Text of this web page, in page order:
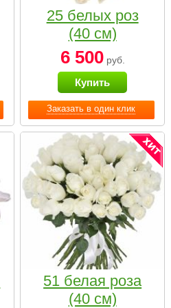
Заказать в один клик
25 белых роз
(40 см)
6 500руб.
Купить
51 белая роза
(40 см)